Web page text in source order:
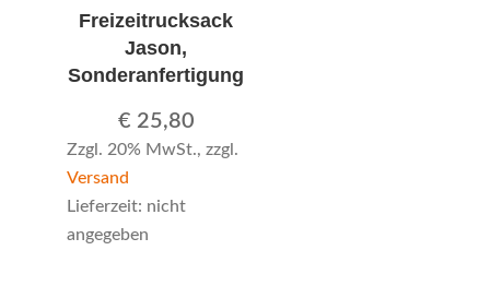
Freizeitrucksack
Jason,
Sonderanfertigung
€ 25,80
Zzgl. 20% MwSt., zzgl.
Versand
Lieferzeit: nicht
angegeben